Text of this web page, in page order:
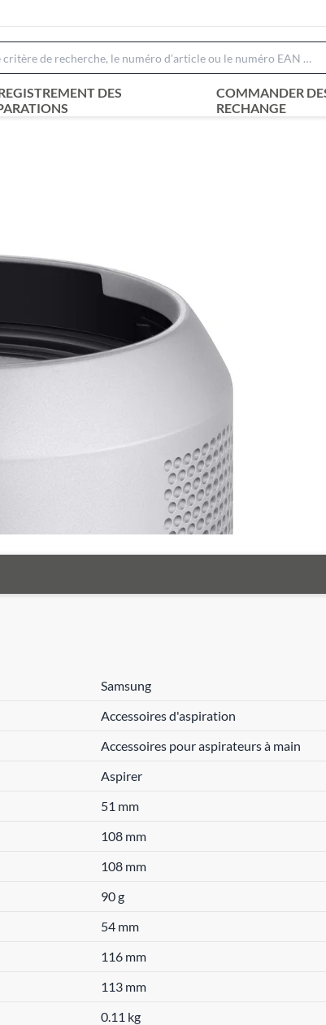
DES
COMMANDER
RECHANGE
Samsung
Accessoires d'aspiration
Accessoires pour aspirateurs à main
Aspirer
51 mm
108 mm
108 mm
90 g
54 mm
116 mm
113 mm
0.11 kg